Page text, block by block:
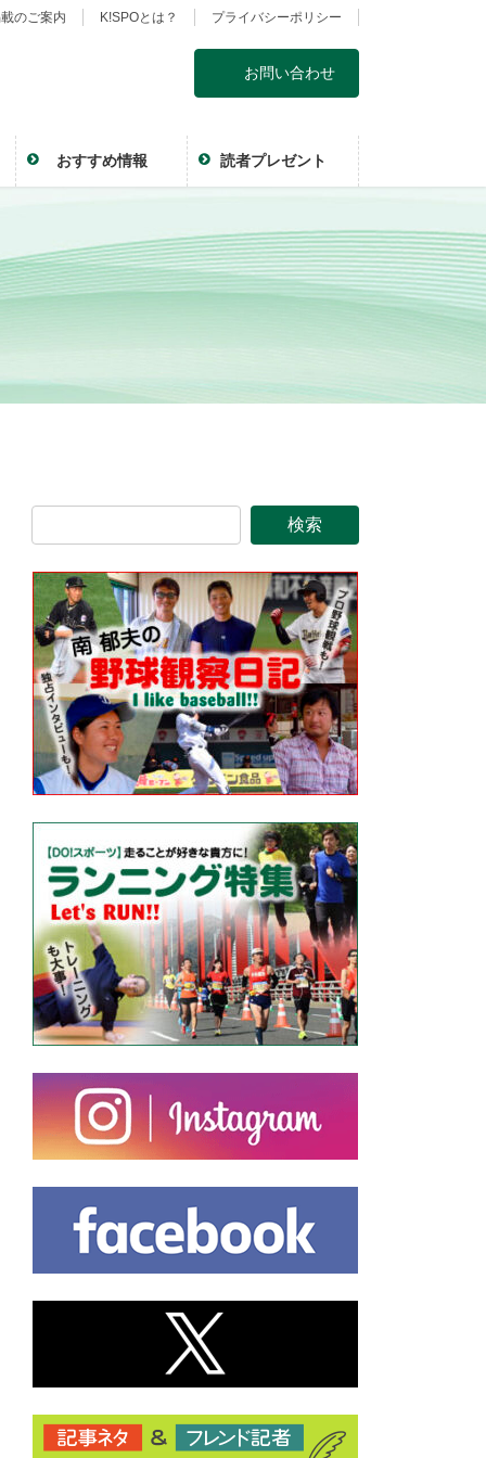
のご案内 K!SPOとは？ プライバシーポリシー
お問い合わせ
おすすめ情報 読者プレゼント